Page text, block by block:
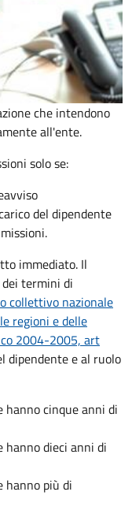
che intendono
all'ente.
solo se:
del dipendente
immediato. Il
termini di
collettivo nazionale
regioni e delle
2004-2005, art
dipendente e al ruolo
cinque anni di
dieci anni di
hanno più di